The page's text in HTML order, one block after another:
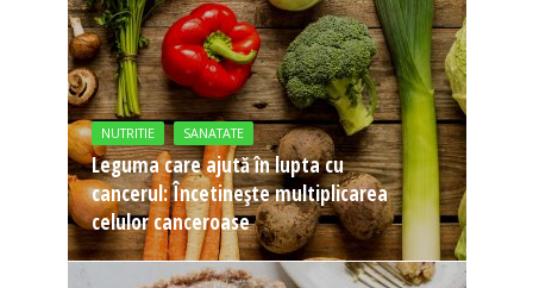
NUTRITIE SANATATE
Leguma care ajută în lupta cu
cancerul: Încetinește multiplicarea
celulor canceroase